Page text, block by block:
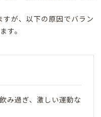
が、以下の原因でバラン
す。
み過ぎ、激しい運動な